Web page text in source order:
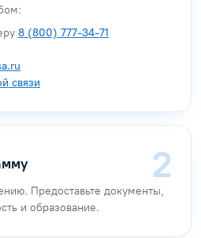
8 (800) 777-34-71
связи
Предоставьте документы,
и образование.